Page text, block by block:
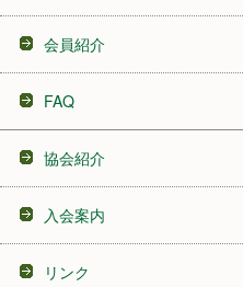
21:00
23:00
会員紹介
FAQ
協会紹介
入会案内
リンク